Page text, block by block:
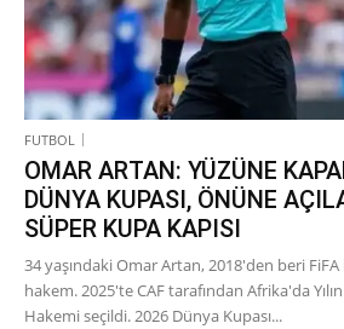
FUTBOL
OMAR ARTAN: YÜZÜNE
DÜNYA KUPASI, ÖNÜNE
SÜPER KUPA KAPISI
34 yaşındaki Omar Artan, 2018'den beri FiFA
hakem. 2025'te CAF tarafından Afrika'da
Hakemi seçildi. 2026 Dünya Kupası...